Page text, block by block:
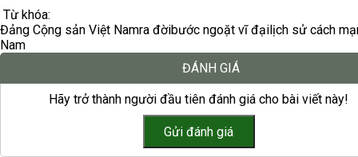
Từ khóa:
Đảng Cộng sản Việt Namra đờibước ngoặt vĩ đạilịch sử cách
Nam
ĐÁNH GIÁ
Hãy trở thành người đầu tiên đánh giá cho bài viết này!